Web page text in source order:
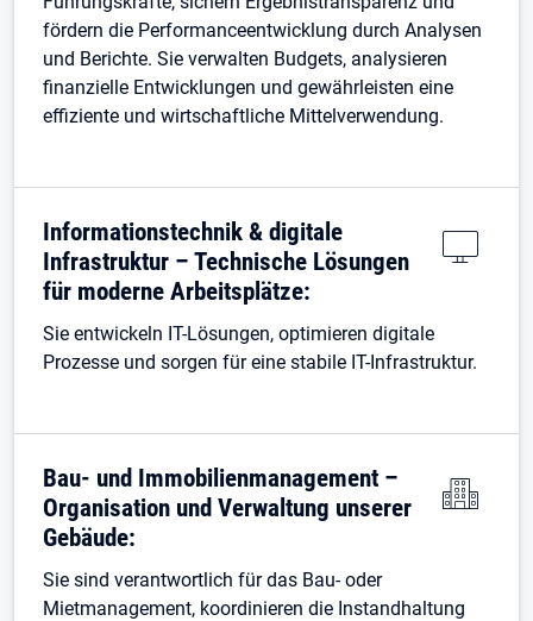
fördern die Performanceentwicklung durch Analysen
und Berichte. Sie verwalten Budgets, analysieren
finanzielle Entwicklungen und gewährleisten eine
effiziente und wirtschaftliche Mittelverwendung.
Informationstechnik & digitale
Infrastruktur – Technische Lösungen
für moderne Arbeitsplätze:
Sie entwickeln IT-Lösungen, optimieren digitale
Prozesse und sorgen für eine stabile IT-Infrastruktur.
Bau- und Immobilienmanagement –
Organisation und Verwaltung unserer
Gebäude:
Sie sind verantwortlich für das Bau- oder
Mietmanagement, koordinieren die Instandhaltung